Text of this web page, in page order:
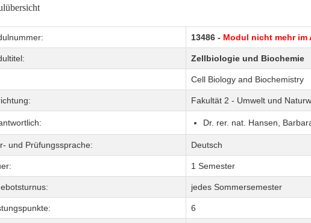
13486 - Modul nicht mehr im
Zellbiologie und Biochemie
Cell Biology and Biochemistry
Fakultät 2 - Umwelt und
Dr. rer. nat. Hansen,
und Prüfungssprache: Deutsch
1 Semester
jedes Sommersemester
6